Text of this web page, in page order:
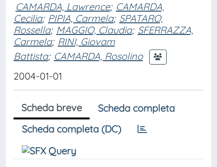
CAMARDA, Lawrence; CAMARDA,
Cecilia; PIPIA, Carmela; SPATARO,
Rossella; MAGGIO, Claudia; SFERRAZZA,
Carmela; RINI, Giovam
Battista; CAMARDA, Rosolino
2004-01-01
Scheda breve
Scheda completa
Scheda completa (DC)